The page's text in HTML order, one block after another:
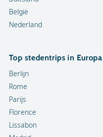
België
Nederland
Top stedentrips in Europa
Berlijn
Rome
Parijs
Florence
Lissabon